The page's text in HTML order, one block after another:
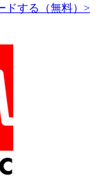
ドする（無料）>